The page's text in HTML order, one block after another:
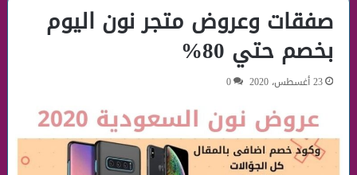
صفقات وعروض متجر نون اليوم
بخصم حتي 80%
23 أغسطس، 2020 0